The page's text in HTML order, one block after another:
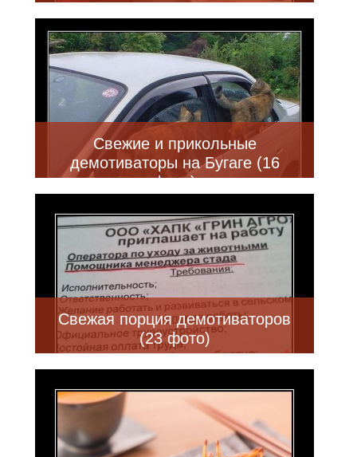
Свежие и прикольные
демотиваторы на Бугаге (16
фото)
Свежая порция демотиваторов
(23 фото)